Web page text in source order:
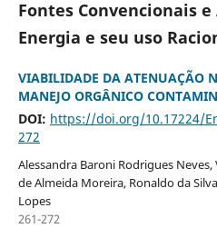
Fontes Convencionais
Energia e seu uso
VIABILIDADE DA ATENUAÇÃO
MANEJO ORGÂNICO
DOI: https://doi.org/10.17224/
272
Alessandra Baroni Rodrigues
de Almeida Moreira, Ronaldo da
Lopes
261-272